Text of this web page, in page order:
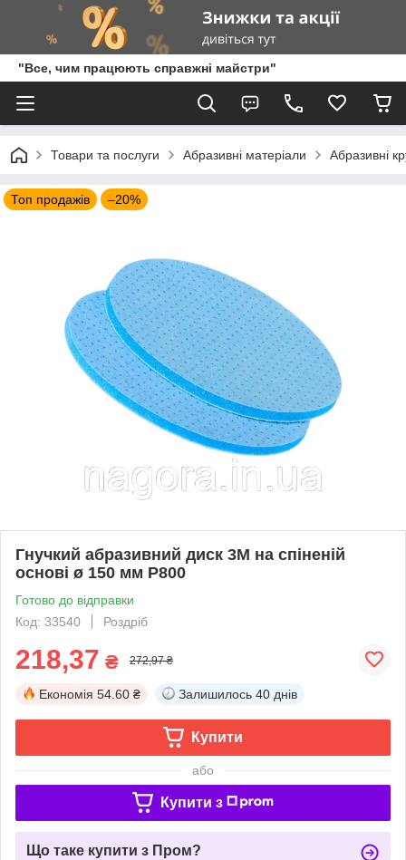
"Все, чим працюють справжні майстри"
Товари та послуги Абразивні матеріали Абразивні
Топ продажів –20%
Гнучкий абразивний диск 3M на спіненій
основі ø 150 мм P800
Готово до відправки
Код: 33540
Роздріб
218,37 ₴ 272,97 ₴
Економія 54.60 ₴ Залишилось 40 днів
Купити
або
Купити з
Що таке купити з Пром?